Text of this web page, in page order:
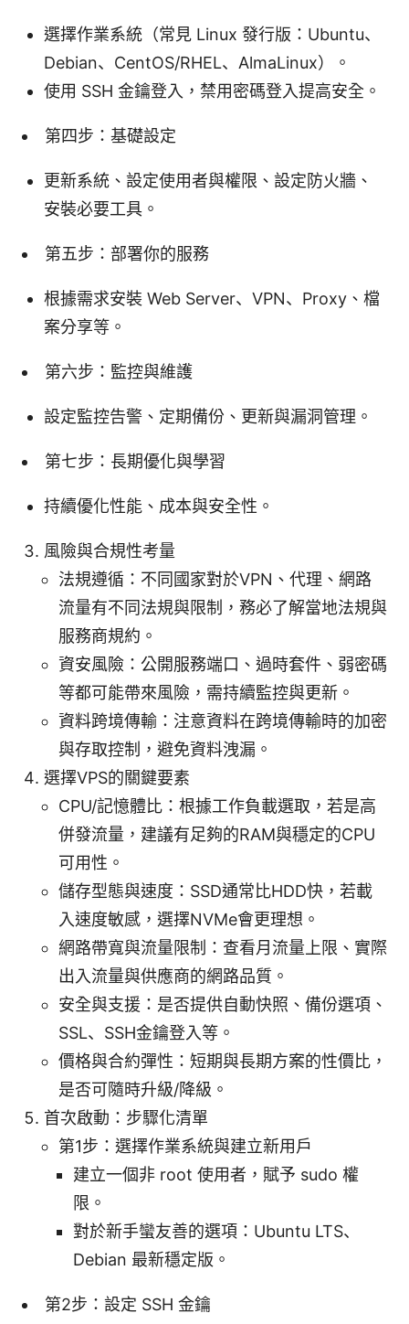
選擇作業系統（常見 Linux 發行版：Ubuntu、
Debian、CentOS/RHEL、AlmaLinux）。
使用 SSH 金鑰登入，禁用密碼登入提高安全。
第四步：基礎設定
更新系統、設定使用者與權限、設定防火牆、
安裝必要工具。
第五步：部署你的服務
根據需求安裝 Web Server、VPN、Proxy、檔
案分享等。
第六步：監控與維護
設定監控告警、定期備份、更新與漏洞管理。
第七步：長期優化與學習
持續優化性能、成本與安全性。
風險與合規性考量
法規遵循：不同國家對於VPN、代理、網路
流量有不同法規與限制，務必了解當地法規與
服務商規約。
資安風險：公開服務端口、過時套件、弱密碼
等都可能帶來風險，需持續監控與更新。
資料跨境傳輸：注意資料在跨境傳輸時的加密
與存取控制，避免資料洩漏。
選擇VPS的關鍵要素
CPU/記憶體比：根據工作負載選取，若是高
併發流量，建議有足夠的RAM與穩定的CPU
可用性。
儲存型態與速度：SSD通常比HDD快，若載
入速度敏感，選擇NVMe會更理想。
網路帶寬與流量限制：查看月流量上限、實際
出入流量與供應商的網路品質。
安全與支援：是否提供自動快照、備份選項、
SSL、SSH金鑰登入等。
價格與合約彈性：短期與長期方案的性價比，
是否可隨時升級/降級。
首次啟動：步驟化清單
第1步：選擇作業系統與建立新用戶
建立一個非 root 使用者，賦予 sudo 權
限。
對於新手蠻友善的選項：Ubuntu LTS、
Debian 最新穩定版。
第2步：設定 SSH 金鑰